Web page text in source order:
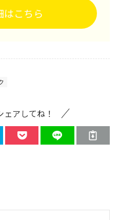
はこちら
アしてね！